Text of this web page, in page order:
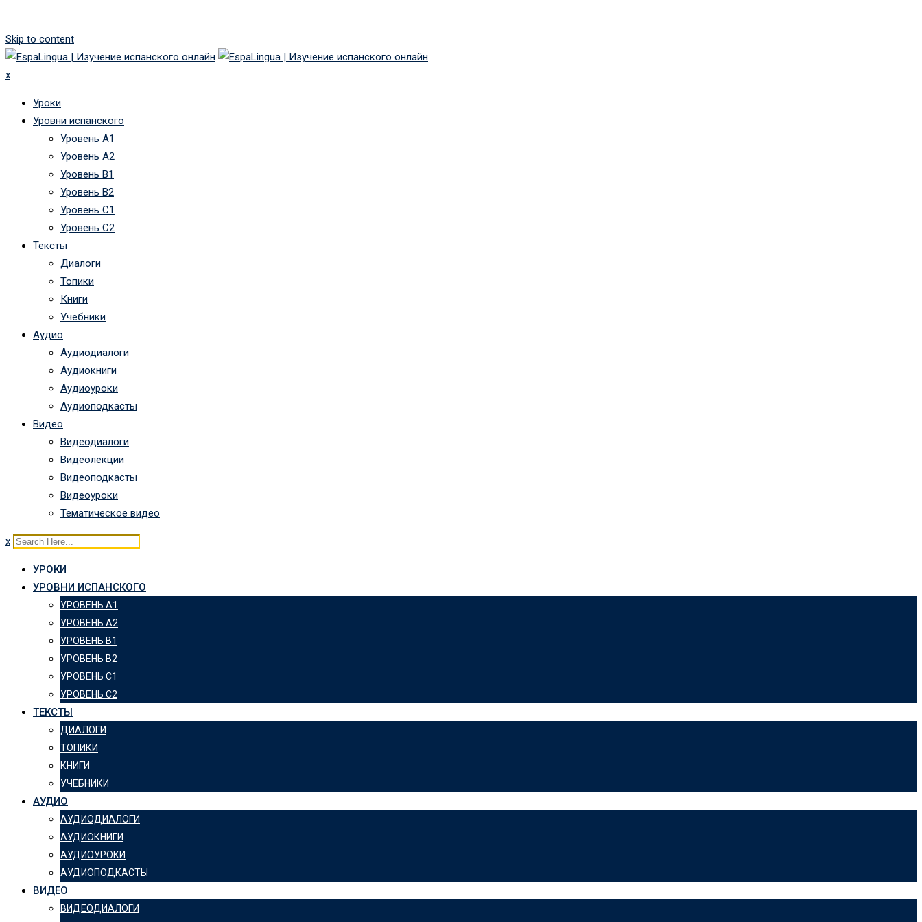
Skip to content
x
Уроки
Уровни испанского
Уровень А1
Уровень А2
Уровень B1
Уровень B2
Уровень C1
Уровень C2
Тексты
Диалоги
Топики
Книги
Учебники
Аудио
Аудиодиалоги
Аудиокниги
Аудиоуроки
Аудиоподкасты
Видео
Видеодиалоги
Видеолекции
Видеоподкасты
Видеоуроки
Тематическое видео
x
УРОКИ
УРОВНИ ИСПАНСКОГО
УРОВЕНЬ А1
УРОВЕНЬ А2
УРОВЕНЬ B1
УРОВЕНЬ B2
УРОВЕНЬ C1
УРОВЕНЬ C2
ТЕКСТЫ
ДИАЛОГИ
ТОПИКИ
КНИГИ
УЧЕБНИКИ
АУДИО
АУДИОДИАЛОГИ
АУДИОКНИГИ
АУДИОУРОКИ
АУДИОПОДКАСТЫ
ВИДЕО
ВИДЕОДИАЛОГИ